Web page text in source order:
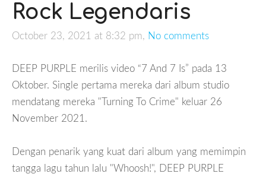
Rock Legendaris
October 23, 2021 at 8:32 pm, No comments
DEEP PURPLE merilis video “7 And 7 Is” pada 13
Oktober. Single pertama mereka dari album studio
mendatang mereka "Turning To Crime" keluar 26
November 2021.
Dengan penarik yang kuat dari album yang memimpin
tangga lagu tahun lalu "Whoosh!", DEEP PURPLE